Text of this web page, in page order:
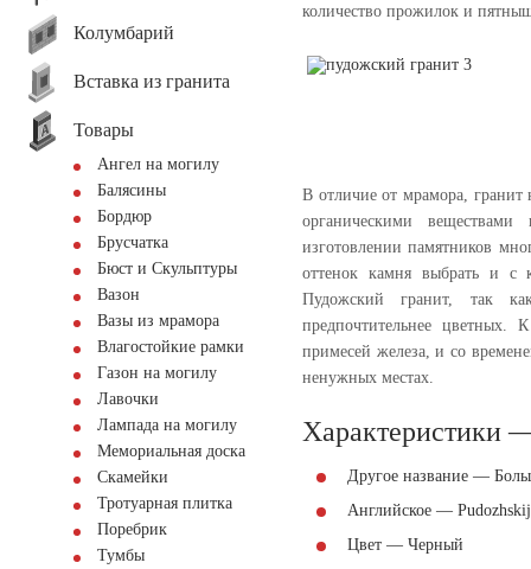
Колумбарий
Вставка из гранита
Товары
Ангел на могилу
Балясины
Бордюр
Брусчатка
Бюст и Скульптуры
Вазон
Вазы из мрамора
Влагостойкие рамки
Газон на могилу
Лавочки
Лампада на могилу
Мемориальная доска
Скамейки
Тротуарная плитка
Поребрик
Тумбы
количество прожилок и
В отличие от мрамора, гранит
органическими
изготовлении памятников
оттенок камня выбрать и с
Пудожский гранит, так
предпочтительнее
примесей железа, и со
ненужных местах.
Характеристики
Другое название —
Английское — Pudozhskij
Цвет — Черный